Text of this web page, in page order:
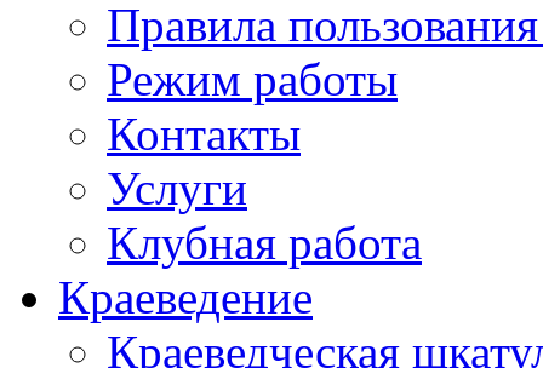
Правила
Режим работы
Контакты
Услуги
Клубная работа
Краеведение
Краеведческая